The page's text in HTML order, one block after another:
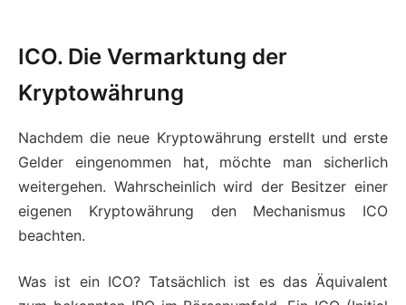
ICO. Die Vermarktung der
Kryptowährung
Nachdem die neue Kryptowährung erstellt und erste
Gelder eingenommen hat, möchte man sicherlich
weitergehen. Wahrscheinlich wird der Besitzer einer
eigenen Kryptowährung den Mechanismus ICO
beachten.
Was ist ein ICO? Tatsächlich ist es das Äquivalent